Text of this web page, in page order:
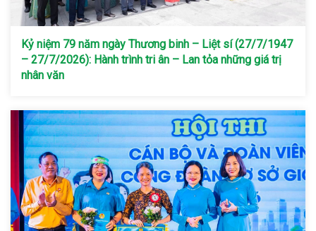
Kỷ niệm 79 năm ngày Thương binh – Liệt sí (27/7/1947
– 27/7/2026): Hành trình tri ân – Lan tỏa những giá trị
nhân văn